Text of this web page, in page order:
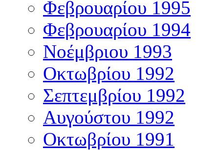
Φεβρουαρίου 1995
Φεβρουαρίου 1994
Νοέμβριου 1993
Οκτωβρίου 1992
Σεπτεμβρίου 1992
Αυγούστου 1992
Οκτωβρίου 1991